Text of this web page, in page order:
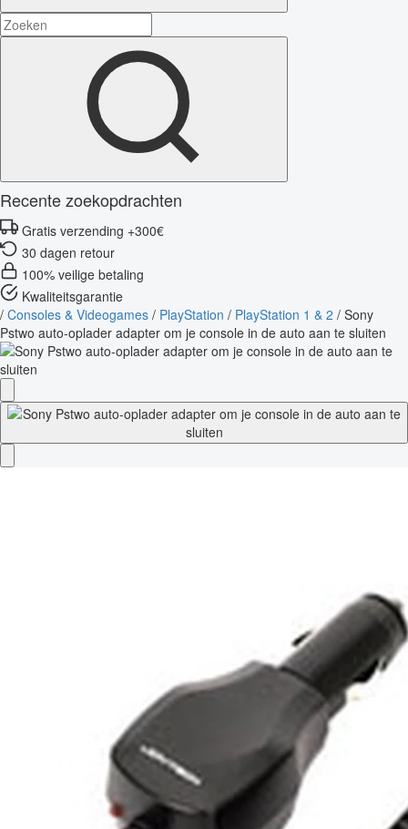
Recente zoekopdrachten
Gratis verzending +300€
30 dagen retour
100% veilige betaling
Kwaliteitsgarantie
/ Consoles & Videogames / PlayStation / PlayStation 1 & 2 / Sony
Pstwo auto-oplader adapter om je console in de auto aan te sluiten